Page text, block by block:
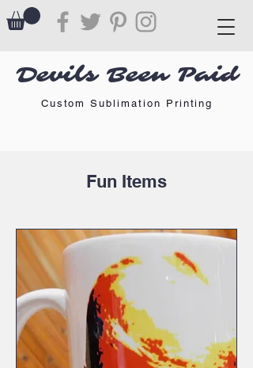
Devils Been Paid
Custom Sublimation Printing
Fun Items